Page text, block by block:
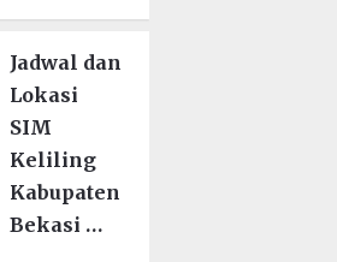
Jadwal dan
Lokasi
SIM
Keliling
Kabupaten
Bekasi …